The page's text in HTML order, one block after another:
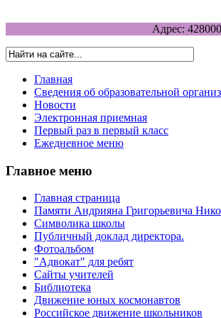
Адрес:
Главная
Сведения об образовательной
Новости
Электронная приемная
Первый раз в первый класс
Ежедневное меню
Главное меню
Главная страница
Памяти Андрияна Григорьевича
Символика школы
Публичный доклад директора.
Фотоальбом
"Адвокат" для ребят
Сайты учителей
Библиотека
Движение юных космонавтов
Российское движение школьников